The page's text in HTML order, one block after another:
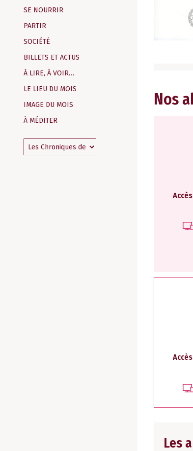
SE NOURRIR
PARTIR
SOCIÉTÉ
BILLETS ET ACTUS
À LIRE, À VOIR…
LE LIEU DU MOIS
IMAGE DU MOIS
À MÉDITER
Nos
Les